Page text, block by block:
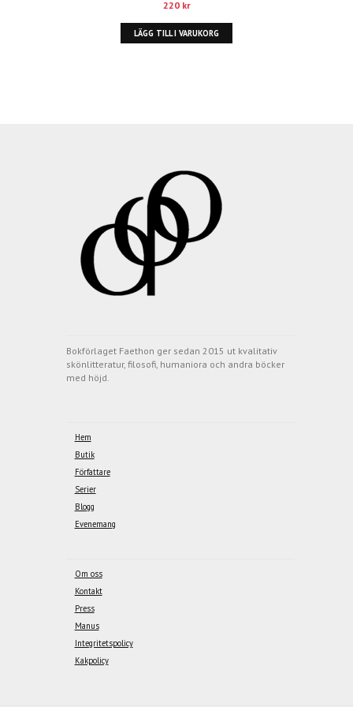
220 kr
LÄGG TILL I VARUKORG
Bokförlaget Faethon ger sedan 2015 ut kvalitativ
skönlitteratur, filosofi, humaniora och andra böcker
med höjd.
Hem
Butik
Författare
Serier
Blogg
Evenemang
Om oss
Kontakt
Press
Manus
Integritetspolicy
Kakpolicy